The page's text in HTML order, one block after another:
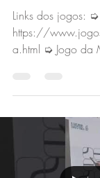
Links dos jogos:
https://
a.html ➭ Jogo da